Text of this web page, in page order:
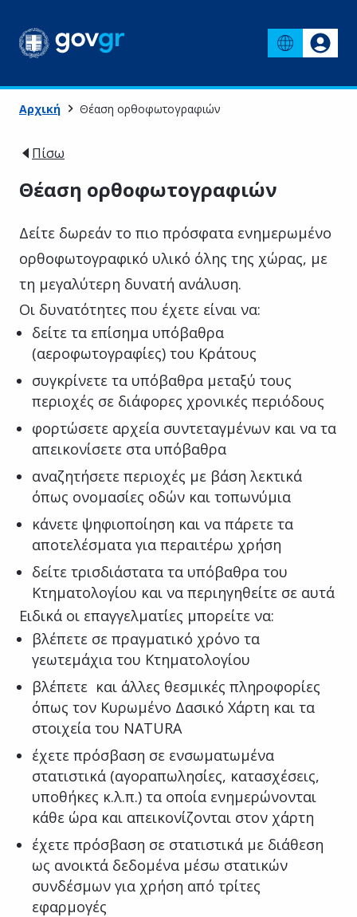
Αρχική Θέαση ορθοφωτογραφιών
Πίσω
Θέαση ορθοφωτογραφιών
Δείτε δωρεάν το πιο πρόσφατα ενημερωμένο
ορθοφωτογραφικό υλικό όλης της χώρας, με
τη μεγαλύτερη δυνατή ανάλυση.
Οι δυνατότητες που έχετε είναι να:
δείτε τα επίσημα υπόβαθρα
(αεροφωτογραφίες) του Κράτους
συγκρίνετε τα υπόβαθρα μεταξύ τους
περιοχές σε διάφορες χρονικές περιόδους
φορτώσετε αρχεία συντεταγμένων και να τα
απεικονίσετε στα υπόβαθρα
αναζητήσετε περιοχές με βάση λεκτικά
όπως ονομασίες οδών και τοπωνύμια
κάνετε ψηφιοποίηση και να πάρετε τα
αποτελέσματα για περαιτέρω χρήση
δείτε τρισδιάστατα τα υπόβαθρα του
Κτηματολογίου και να περιηγηθείτε σε αυτά
Ειδικά οι επαγγελματίες μπορείτε να:
βλέπετε σε πραγματικό χρόνο τα
γεωτεμάχια του Κτηματολογίου
βλέπετε και άλλες θεσμικές πληροφορίες
όπως τον Κυρωμένο Δασικό Χάρτη και τα
στοιχεία του NATURA
έχετε πρόσβαση σε ενσωματωμένα
στατιστικά (αγοραπωλησίες, κατασχέσεις,
υποθήκες κ.λ.π.) τα οποία ενημερώνονται
κάθε ώρα και απεικονίζονται στον χάρτη
έχετε πρόσβαση σε στατιστικά με διάθεση
ως ανοικτά δεδομένα μέσω στατικών
συνδέσμων για χρήση από τρίτες
εφαρμογές